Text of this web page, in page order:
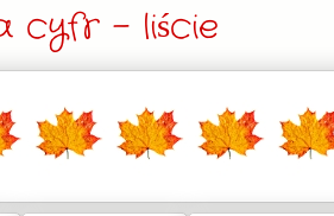
cyfr - liście